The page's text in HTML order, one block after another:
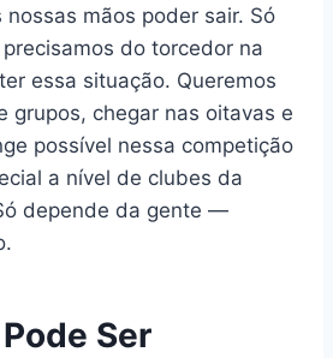
mãos poder sair. Só
do torcedor na
essa situação. Queremos
grupos, chegar nas oitavas e
possível nessa competição
a nível de clubes da
depende da gente —
Ser